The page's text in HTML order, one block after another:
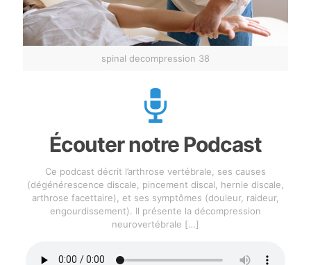
spinal decompression 38
Écouter notre Podcast
Ce podcast décrit l’arthrose vertébrale, ses causes
(dégénérescence discale, pincement discal, hernie discale,
arthrose facettaire), et ses symptômes (douleur, raideur,
engourdissement). Il présente la décompression
neurovertébrale […]